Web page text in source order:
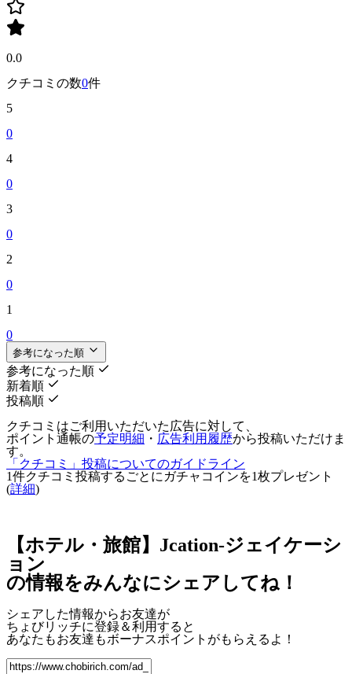
0.0
クチコミの数0件
5
0
4
0
3
0
2
0
1
0
参考になった順
参考になった順
新着順
投稿順
クチコミはご利用いただいた広告に対して、
ポイント通帳の予定明細 ・ 広告利用履歴から投稿いただけま
す。
「クチコミ」投稿についてのガイドライン
1件クチコミ投稿するごとに ガチャコインを1枚プレゼント
(詳細)
【ホテル・旅館】Jcation-ジェイケーシ
ョン
の情報をみんなにシェアしてね！
シェアした情報からお友達が
ちょびリッチに登録＆利用すると
あなたもお友達もボーナスポイント がもらえるよ！